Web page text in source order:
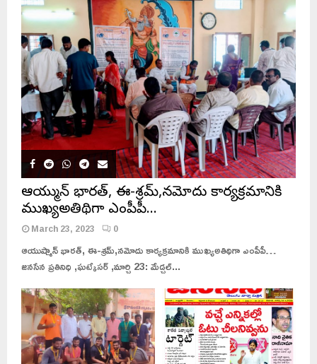
ఆయుష్మాన్ భారత్, ఈ-శ్రమ్,నమోదు కార్యక్రమానికి
ముఖ్యఅతిథిగా ఎంపీపీ…
March 23, 2023 0
ఆయుష్మాన్ భారత్, ఈ-శ్రమ్,నమోదు కార్యక్రమానికి ముఖ్యఅతిథిగా ఎంపీపీ…
జనసేన ప్రతినిధి ,ఘట్కేసర్ ,మార్చి 23: మేడ్చల్...